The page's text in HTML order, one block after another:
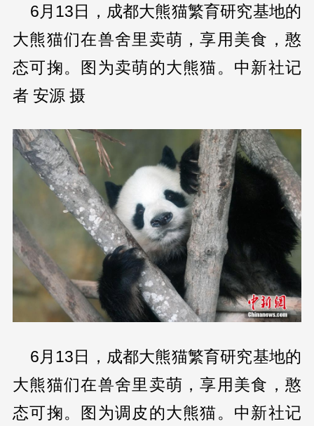
6月13日，成都大熊猫繁育研究基地的
大熊猫们在兽舍里卖萌，享用美食，憨
态可掬。图为卖萌的大熊猫。中新社记
者 安源 摄
6月13日，成都大熊猫繁育研究基地的
大熊猫们在兽舍里卖萌，享用美食，憨
态可掬。图为调皮的大熊猫。中新社记